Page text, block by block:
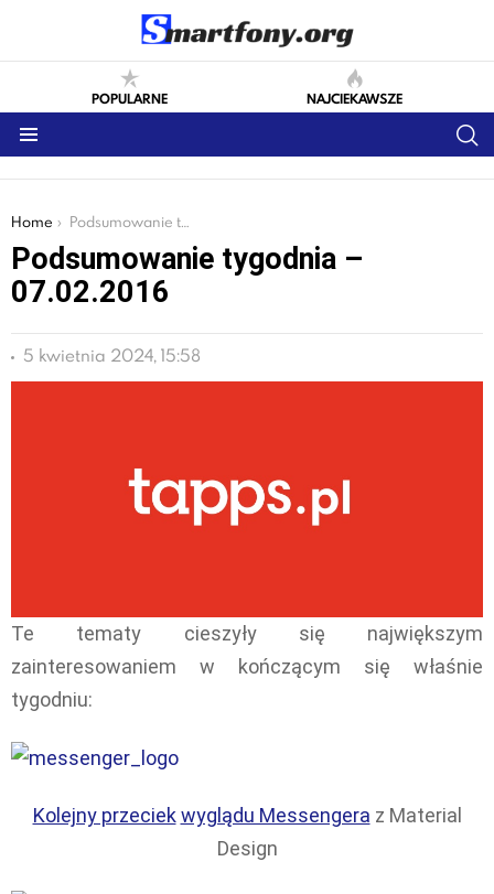
POPULARNE NAJCIEKAWSZE
You are here:
Home Podsumowanie tygodnia – 07.02.2016
Podsumowanie tygodnia –
07.02.2016
5 kwietnia 2024, 15:58
Te tematy cieszyły się największym
zainteresowaniem w kończącym się właśnie
tygodniu:
Kolejny przeciek wyglądu Messengera z Material
Design